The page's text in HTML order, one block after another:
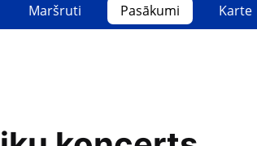
Maršruti Pasākumi Karte